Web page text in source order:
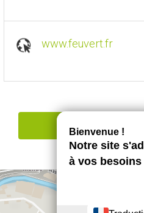
www.feuvert.fr
Signaler une erreur